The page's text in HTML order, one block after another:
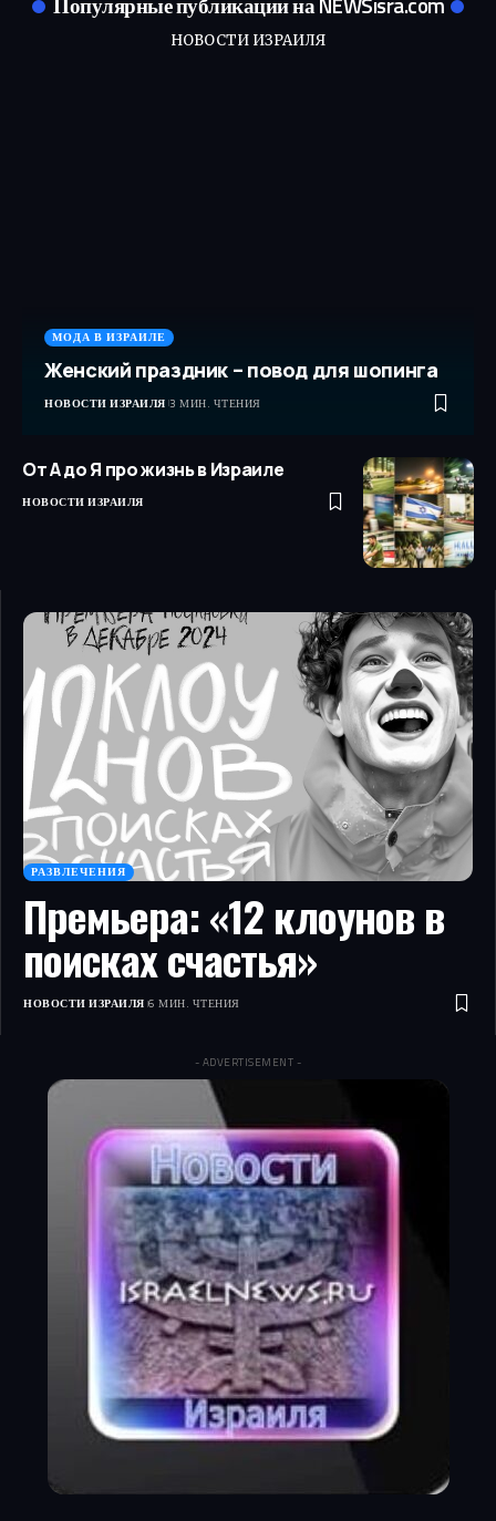
НОВОСТИ ИЗРАИЛЯ
МОДА В ИЗРАИЛЕ
Женский праздник – повод для шопинга
НОВОСТИ ИЗРАИЛЯ 3 МИН. ЧТЕНИЯ
От А до Я про жизнь в Израиле
НОВОСТИ ИЗРАИЛЯ
РАЗВЛЕЧЕНИЯ
Премьера: «12 клоунов в
поисках счастья»
НОВОСТИ ИЗРАИЛЯ 6 МИН. ЧТЕНИЯ
- ADVERTISEMENT -